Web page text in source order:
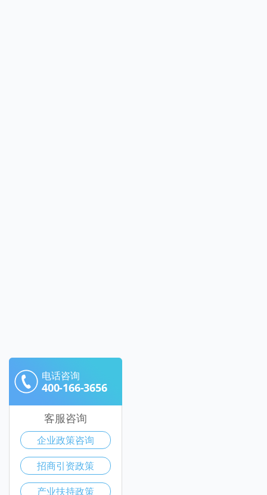
电话咨询
400-166-3656
客服咨询
企业政策咨询
招商引资政策
产业扶持政策